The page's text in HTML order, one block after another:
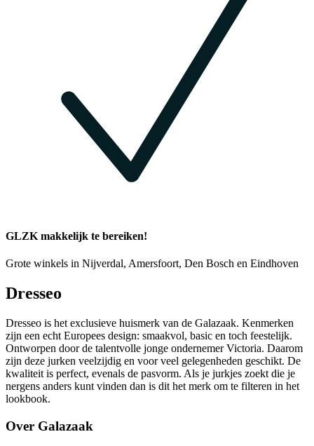
GLZK makkelijk te bereiken!
Grote winkels in Nijverdal, Amersfoort, Den Bosch en Eindhoven
Dresseo
Dresseo is het exclusieve huismerk van de Galazaak. Kenmerken
zijn een echt Europees design: smaakvol, basic en toch feestelijk.
Ontworpen door de talentvolle jonge ondernemer Victoria. Daarom
zijn deze jurken veelzijdig en voor veel gelegenheden geschikt. De
kwaliteit is perfect, evenals de pasvorm. Als je jurkjes zoekt die je
nergens anders kunt vinden dan is dit het merk om te filteren in het
lookbook.
Over Galazaak